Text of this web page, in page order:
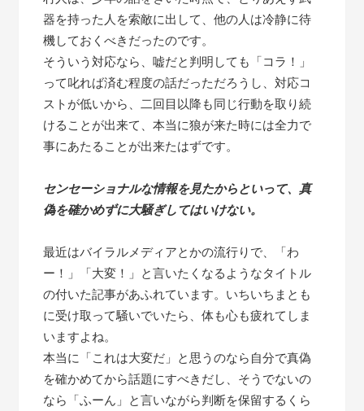
器を持った人を索敵に出して、他の人は冷静に待
機しておくべきだったのです。
そういう対応なら、嘘だと判明しても「コラ！」
って叱れば済む程度の話だっただろうし、対応コ
ストが低いから、二回目以降も同じ行動を取り続
けることが出来て、本当に狼が来た時には全力で
事にあたることが出来たはずです。
センセーショナルな情報を見たからといって、真
偽を確かめずに大騒ぎしてはいけない。
最近はバイラルメディアとかの流行りで、「わ
ー！」「大変！」と言いたくなるようなタイトル
の付いた記事があふれています。いちいちまとも
に受け取って騒いでいたら、体も心も疲れてしま
いますよね。
本当に「これは大変だ」と思うのなら自分で真偽
を確かめてから話題にすべきだし、そうでないの
なら「ふーん」と言いながら判断を保留するくら